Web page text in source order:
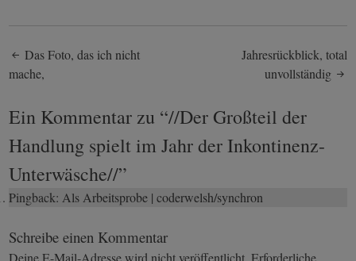
Post
Das Foto, das ich nicht
mache,
Jahresrückblick, total
unvollständig
Ein Kommentar zu “//Der Großteil der
Handlung spielt im Jahr der Inkontinenz-
Unterwäsche//”
Pingback: Als Arbeitsprobe | coderwelsh/synchron
Schreibe einen Kommentar
Deine E-Mail-Adresse wird nicht veröffentlicht. Erforderliche